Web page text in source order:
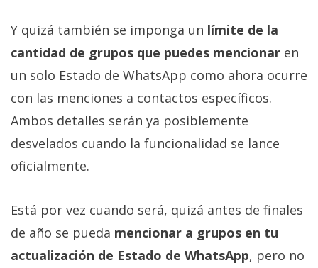
Y quizá también se imponga un límite de la
cantidad de grupos que puedes mencionar en
un solo Estado de WhatsApp como ahora ocurre
con las menciones a contactos específicos.
Ambos detalles serán ya posiblemente
desvelados cuando la funcionalidad se lance
oficialmente.
Está por vez cuando será, quizá antes de finales
de año se pueda mencionar a grupos en tu
actualización de Estado de WhatsApp, pero no